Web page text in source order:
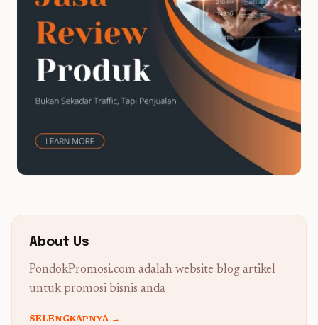
About Us
PondokPromosi.com adalah website blog artikel
untuk promosi bisnis anda
SELENGKAPNYA →